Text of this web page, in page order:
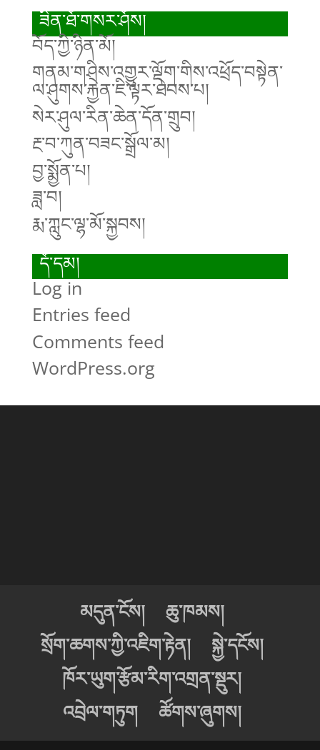
ཟིན་ཐོ་གསར་ཤོས།
བོད་ཀྱི་ཉིན་མོ།
གནམ་གཤིས་འགྱུར་ལྡོག་གིས་འཕྲོད་བསྟེན་
ལ་ཤུགས་རྐྱེན་ཇི་ལྟར་ཐེབས་པ།
སེར་ཤུལ་རིན་ཆེན་དོན་གྲུབ།
རྔ་བ་ཀུན་བཟང་སྒྲོལ་མ།
བྱ་སྨྱོན་པ།
ཟླ་བ།
རྨ་ཀླུང་ལྷ་མོ་སྐྱབས།
དོ་དམ།
Log in
Entries feed
Comments feed
WordPress.org
མདུན་ངོས།
ཆུ་ཁམས།
སྲོག་ཆགས་ཀྱི་འཇིག་རྟེན།
སྐྱེ་དངོས།
ཁོར་ཡུག་རྩོམ་རིག་འགྲན་སྡུར།
འབྲེལ་གཏུག
ཚོགས་ཞུགས།